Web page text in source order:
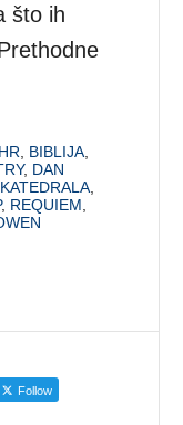
što ih
BIBLIJA
, DAN
KATEDRALA
, REQUIEM
Follow